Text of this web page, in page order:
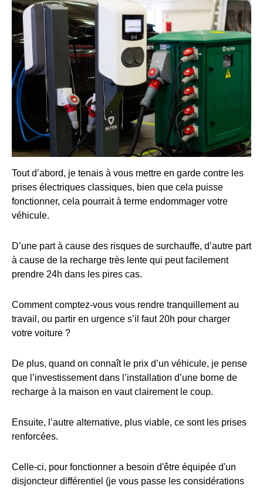
Tout d’abord, je tenais à vous mettre en garde contre les
prises électriques classiques, bien que cela puisse
fonctionner, cela pourrait à terme endommager votre
véhicule.
D’une part à cause des risques de surchauffe, d’autre part
à cause de la recharge très lente qui peut facilement
prendre 24h dans les pires cas.
Comment comptez-vous vous rendre tranquillement au
travail, ou partir en urgence s’il faut 20h pour charger
votre voiture ?
De plus, quand on connaît le prix d’un véhicule, je pense
que l’investissement dans l’installation d’une borne de
recharge à la maison en vaut clairement le coup.
Ensuite, l’autre alternative, plus viable, ce sont les prises
renforcées.
Celle-ci, pour fonctionner a besoin d'être équipée d'un
disjoncteur différentiel (je vous passe les considérations